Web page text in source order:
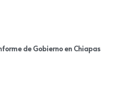
de Gobierno en Chiapas